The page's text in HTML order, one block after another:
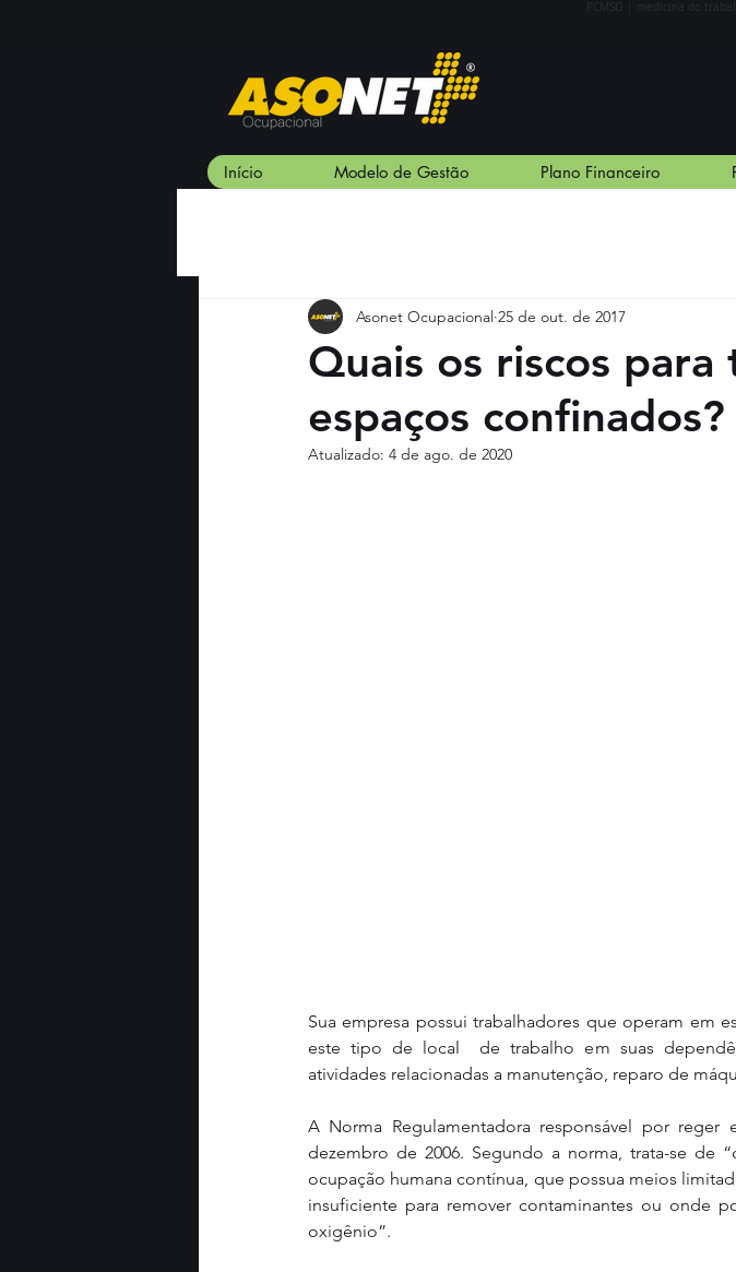
PCMS O | medicina do
Início Modelo de Gestão Plano Financeiro
Quais os riscos
espaços confinados?
Asonet Ocupacional 25 de out. de 2017
Atualizado: 4 de ago. de 2020
Sua empresa possui trabalhadores que operam em
este tipo de local  de trabalho em suas
atividades relacionadas a manutenção, reparo de
A Norma Regulamentadora responsável por reger
dezembro de 2006. Segundo a norma, trata-se de
ocupação humana contínua, que possua meios
insuficiente para remover contaminantes ou onde
oxigênio”.